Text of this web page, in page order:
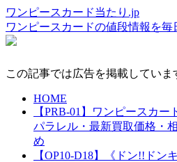
ワンピースカード当たり.jp
ワンピースカードの値段情報を毎
この記事では広告を掲載していま
HOME
【PRB-01】ワンピースカ
パラレル・最新買取価格・
め
【OP10-D18】《ドン!!ドン